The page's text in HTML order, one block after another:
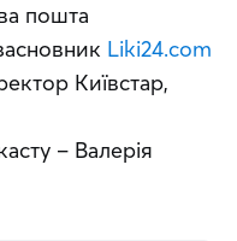
пошта
Liki24.com
Київстар,
– Валерія